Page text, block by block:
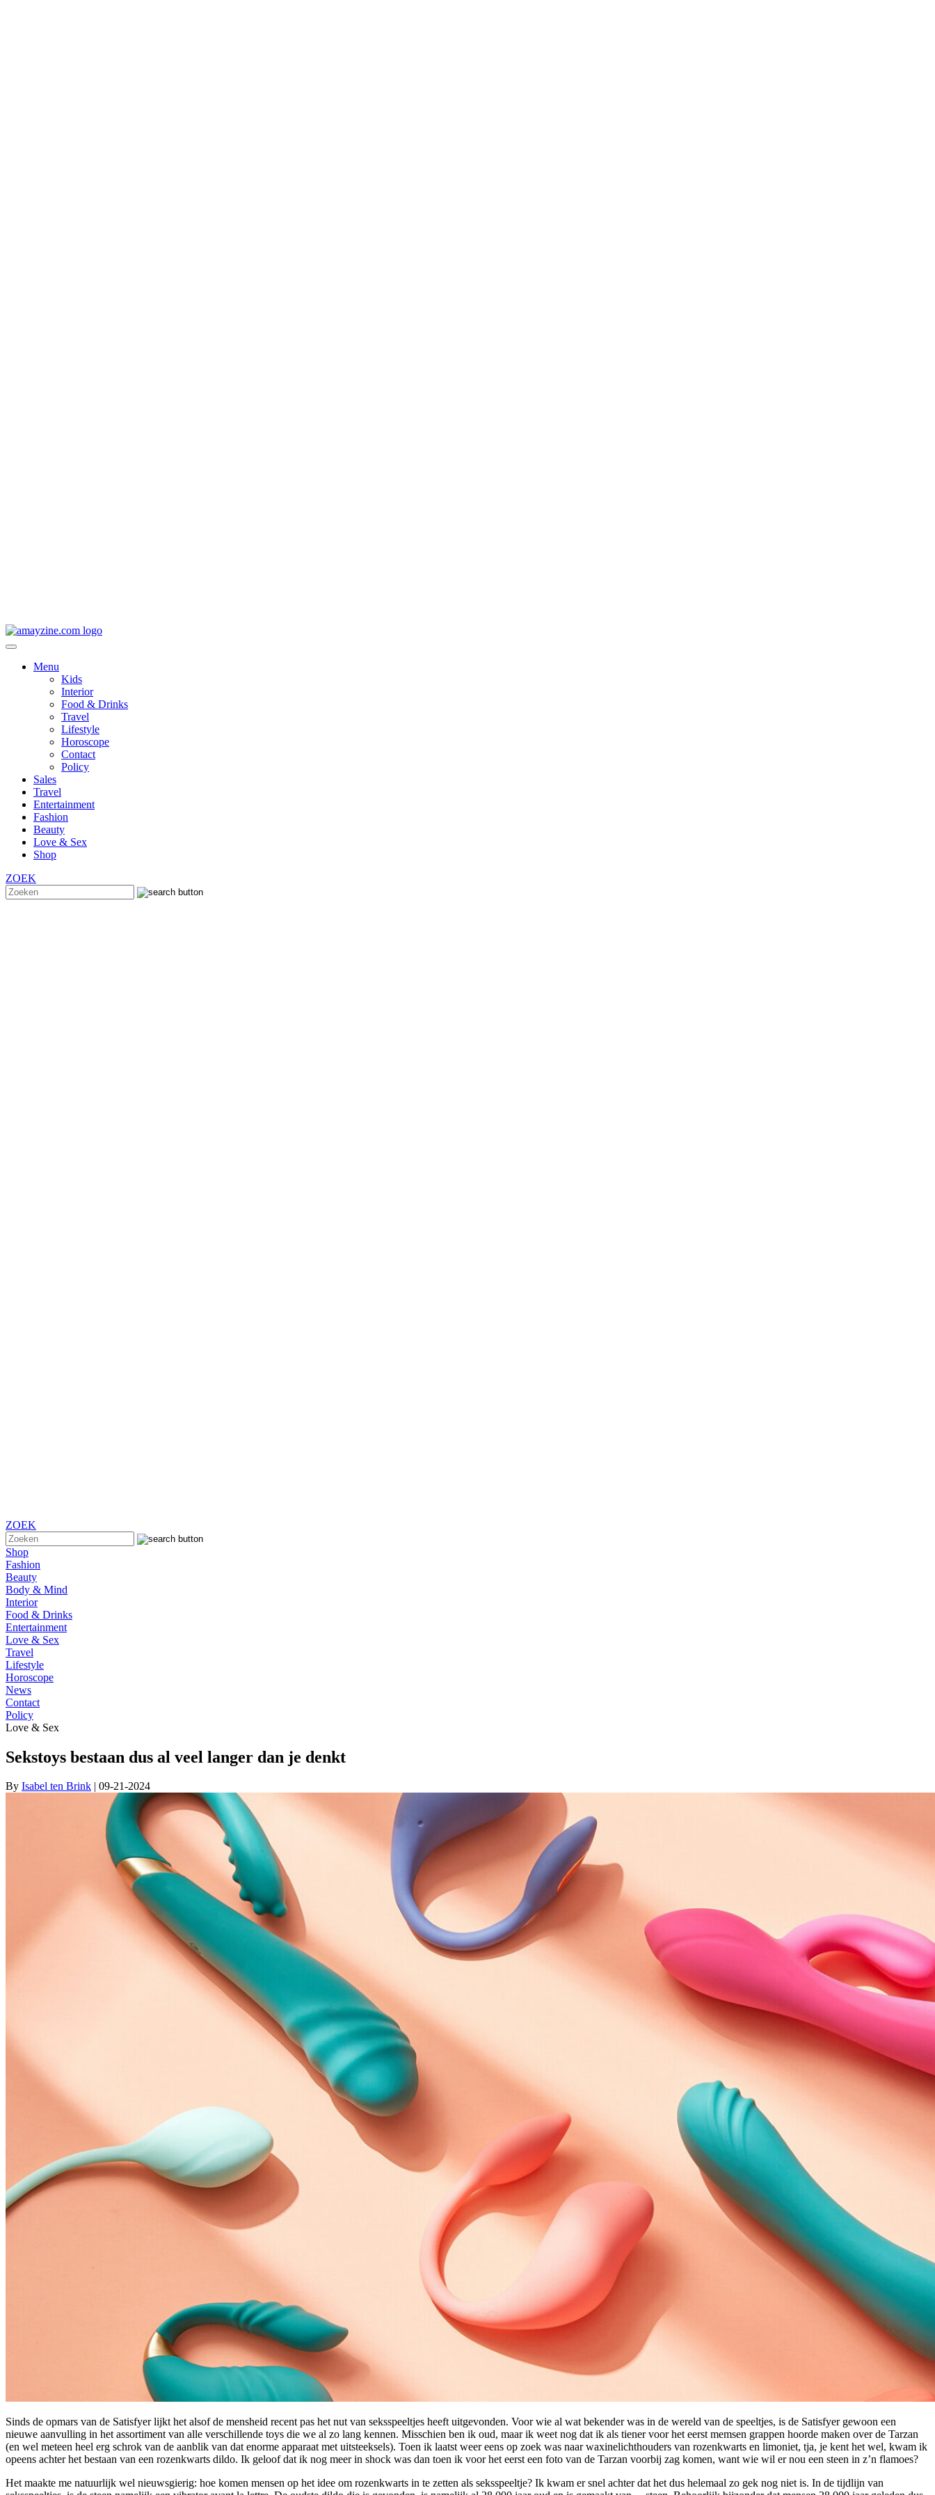
Menu
Kids
Interior
Food & Drinks
Travel
Lifestyle
Horoscope
Contact
Policy
Sales
Travel
Entertainment
Fashion
Beauty
Love & Sex
Shop
ZOEK
ZOEK
Shop
Fashion
Beauty
Body & Mind
Interior
Food & Drinks
Entertainment
Love & Sex
Travel
Lifestyle
Horoscope
News
Contact
Policy
Love & Sex
Sekstoys bestaan dus al veel langer dan je denkt
By Isabel ten Brink | 09-21-2024
Sinds de opmars van de Satisfyer lijkt het alsof de mensheid recent pas het nut van seksspeeltjes heeft uitgevonden. Voor wie al wat bekender was in de wereld van de speeltjes, is de Satisfyer gewoon een
nieuwe aanvulling in het assortiment van alle verschillende toys die we al zo lang kennen. Misschien ben ik oud, maar ik weet nog dat ik als tiener voor het eerst memsen grappen hoorde maken over de Tarzan
(en wel meteen heel erg schrok van de aanblik van dat enorme apparaat met uitsteeksels). Toen ik laatst weer eens op zoek was naar waxinelichthouders van rozenkwarts en limoniet, tja, je kent het wel, kwam ik
opeens achter het bestaan van een rozenkwarts dildo. Ik geloof dat ik nog meer in shock was dan toen ik voor het eerst een foto van de Tarzan voorbij zag komen, want wie wil er nou een steen in z’n flamoes?
Het maakte me natuurlijk wel nieuwsgierig: hoe komen mensen op het idee om rozenkwarts in te zetten als seksspeeltje? Ik kwam er snel achter dat het dus helemaal zo gek nog niet is. In de tijdlijn van